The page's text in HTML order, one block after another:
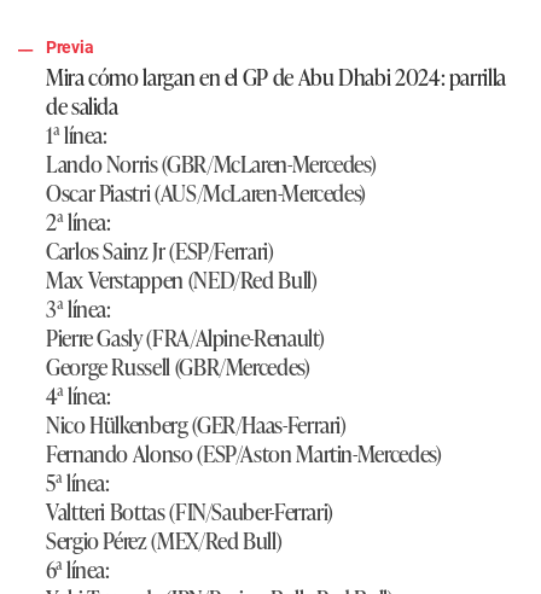
Previa
Mira cómo largan en el GP de Abu Dhabi 2024: parrilla
de salida
1ª línea:
Lando Norris (GBR/McLaren-Mercedes)
Oscar Piastri (AUS/McLaren-Mercedes)
2ª línea:
Carlos Sainz Jr (ESP/Ferrari)
Max Verstappen (NED/Red Bull)
3ª línea:
Pierre Gasly (FRA/Alpine-Renault)
George Russell (GBR/Mercedes)
4ª línea:
Nico Hülkenberg (GER/Haas-Ferrari)
Fernando Alonso (ESP/Aston Martin-Mercedes)
5ª línea:
Valtteri Bottas (FIN/Sauber-Ferrari)
Sergio Pérez (MEX/Red Bull)
6ª línea: